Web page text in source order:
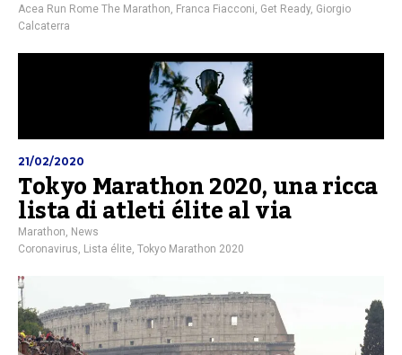
Acea Run Rome The Marathon, Franca Fiacconi, Get Ready, Giorgio
Calcaterra
21/02/2020
Tokyo Marathon 2020, una ricca
lista di atleti élite al via
Marathon, News
Coronavirus, Lista élite, Tokyo Marathon 2020